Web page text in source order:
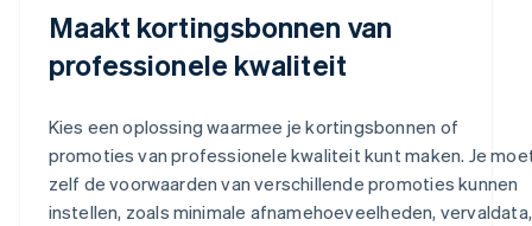
Maakt kortingsbonnen van
professionele kwaliteit
Kies een oplossing waarmee je kortingsbonnen of
promoties van professionele kwaliteit kunt maken. Je
zelf de voorwaarden van verschillende promoties kunnen
instellen, zoals minimale afnamehoeveelheden, vervaldata,